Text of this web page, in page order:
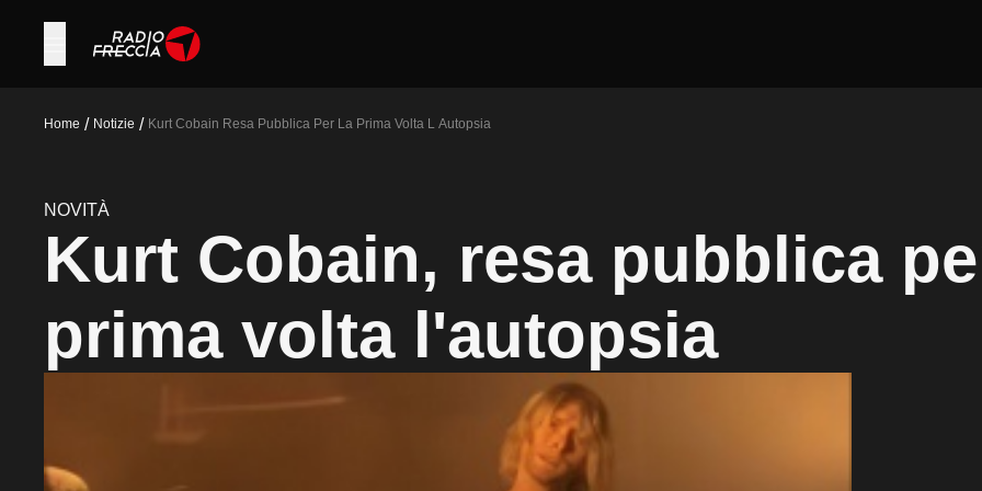
Home / Notizie / Kurt Cobain Resa Pubblica Per La Prima Volta L Autopsia
NOVITÀ
Kurt Cobain, resa pubblica
prima volta l'autopsia